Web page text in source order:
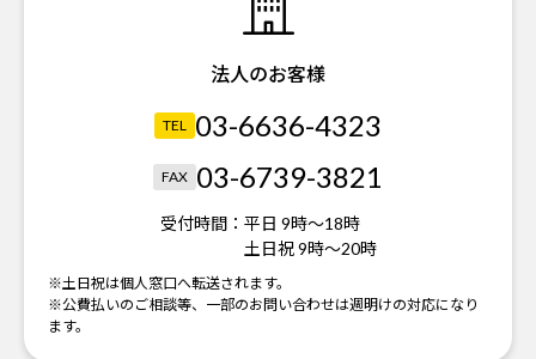
法人のお客様
TEL 03-6636-4323
FAX 03-6739-3821
受付時間： 平日 9時～18時
土日祝 9時～20時
※土日祝は個人窓口へ転送されます。
※公費払いのご相談等、一部のお問い合わせは週明けの対応になり
ます。